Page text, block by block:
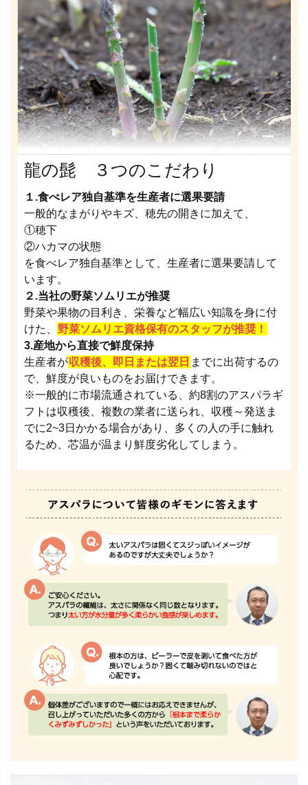
龍の髭 ３つのこだわり
１.食べレア独自基準を生産者に選果要請
一般的なまがりやキズ、穂先の開きに加えて、
①穂下
②ハカマの状態
を食べレア独自基準として、生産者に選果要請して
います。
２.当社の野菜ソムリエが推奨
野菜や果物の目利き、栄養など幅広い知識を身に付
けた、
野菜ソムリエ資格保有のスタッフが推奨！
3.産地から直接で鮮度保持
生産者が収穫後、即日または翌日 までに出荷するの
で、鮮度が良いものをお届けできます。
※一般的に市場流通されている、約8割のアスパラギ
フトは収穫後、複数の業者に送られ、収穫～発送ま
でに2~3日かかる場合があり、多くの人の手に触れ
るため、芯温が温まり鮮度劣化してしまう。